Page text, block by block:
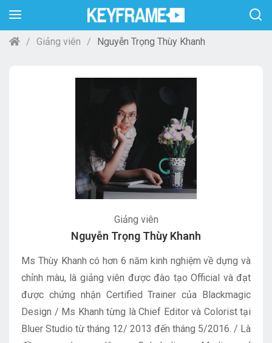
Giảng viên Nguyễn Trọng Thùy Khanh
Giảng viên
Nguyễn Trọng Thùy Khanh
Ms Thùy Khanh có hơn 6 năm kinh nghiệm về dựng và
chỉnh màu, là giảng viên được đào tạo Official và đạt
được chứng nhận Certified Trainer của Blackmagic
Design / Ms Khanh từng là Chief Editor và Colorist tại
Bluer Studio từ tháng 12/ 2013 đến tháng 5/2016. / Là